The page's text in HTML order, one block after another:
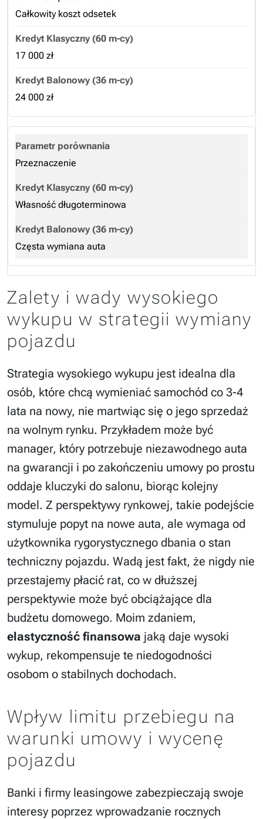
Całkowity koszt odsetek
17 000 zł
24 000 zł
Przeznaczenie
Własność długoterminowa
Częsta wymiana auta
Zalety i wady wysokiego
wykupu w strategii wymiany
pojazdu
Strategia wysokiego wykupu jest idealna dla
osób, które chcą wymieniać samochód co 3-4
lata na nowy, nie martwiąc się o jego sprzedaż
na wolnym rynku. Przykładem może być
manager, który potrzebuje niezawodnego auta
na gwarancji i po zakończeniu umowy po prostu
oddaje kluczyki do salonu, biorąc kolejny
model. Z perspektywy rynkowej, takie podejście
stymuluje popyt na nowe auta, ale wymaga od
użytkownika rygorystycznego dbania o stan
techniczny pojazdu. Wadą jest fakt, że nigdy nie
przestajemy płacić rat, co w dłuższej
perspektywie może być obciążające dla
budżetu domowego. Moim zdaniem,
elastyczność finansowa jaką daje wysoki
wykup, rekompensuje te niedogodności
osobom o stabilnych dochodach.
Wpływ limitu przebiegu na
warunki umowy i wycenę
pojazdu
Banki i firmy leasingowe zabezpieczają swoje
interesy poprzez wprowadzanie rocznych